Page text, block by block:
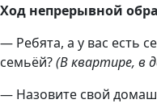
Ход непрерывной
— Ребята, а у вас есть
семьёй?(В квартире, в
— Назовите свой